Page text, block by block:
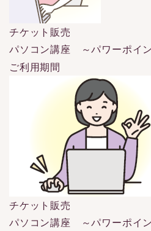
チケット販売
パソコン講座 ～パワーポイ
ご利用期間
チケット販売
パソコン講座 ～パワーポイ